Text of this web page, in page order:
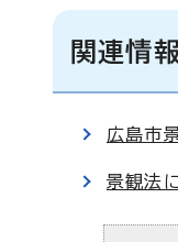
関連情報
広島市
景観法